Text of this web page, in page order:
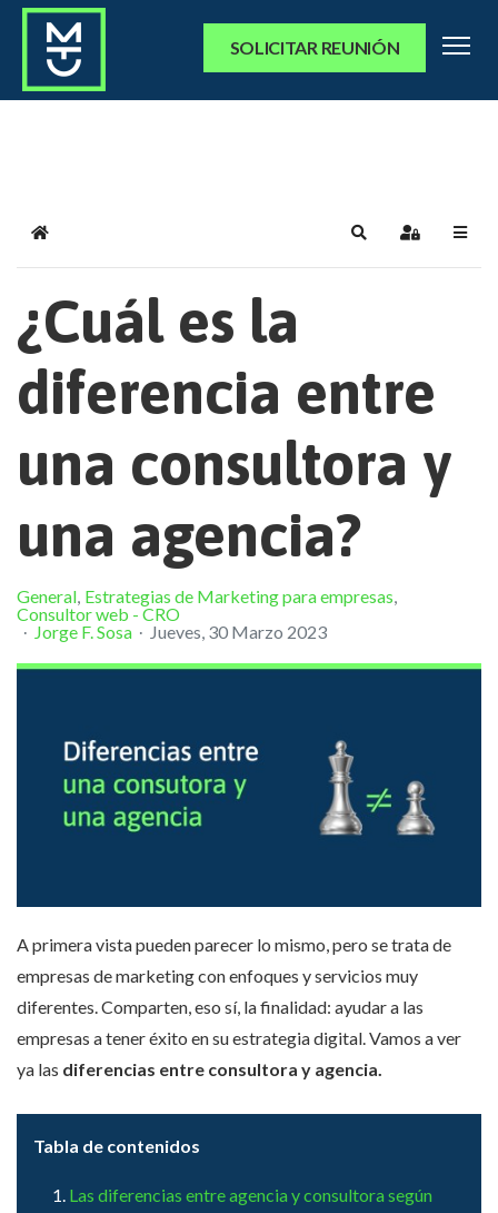
SOLICITAR REUNIÓN
Home SearchSign In
¿Cuál es la
diferencia entre
una consultora y
una agencia?
General Estrategias de Marketing para empresas
Consultor web - CRO
Jorge F. Sosa
Jueves, 30 Marzo 2023
A primera vista pueden parecer lo mismo, pero se trata de
empresas de marketing con enfoques y servicios muy
diferentes. Comparten, eso sí, la finalidad: ayudar a las
empresas a tener éxito en su estrategia digital. Vamos a ver
ya las diferencias entre consultora y agencia.
Tabla de contenidos
Las diferencias entre agencia y consultora según